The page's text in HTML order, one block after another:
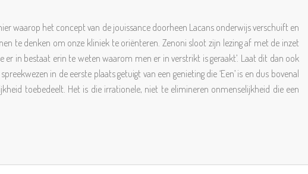
waarop het concept van de jouissance doorheen Lacans onderwijs verschuift en
te denken om onze kliniek te oriënteren. Zenoni sloot zijn lezing af met de inzet
in bestaat erin te weten waarom men er in verstrikt is geraakt’. Laat dit dan ook
in de eerste plaats getuigt van een genieting die ‘Een’ is en dus bovenal
toebedeelt. Het is die irrationele, niet te elimineren onmenselijkheid die een